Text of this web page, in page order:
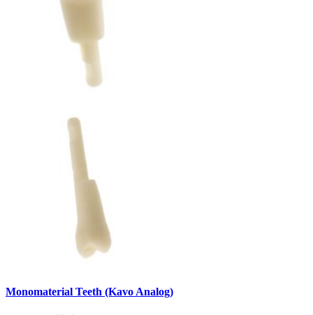
Monomaterial Teeth (Kavo Analog)